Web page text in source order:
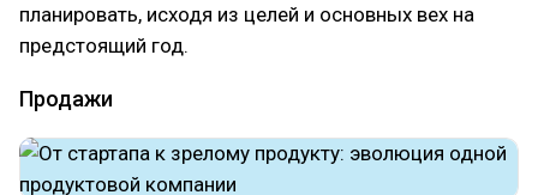
планировать, исходя из целей и основных вех на
предстоящий год.
Продажи